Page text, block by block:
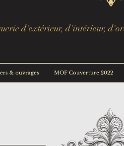
d'extérieur, d'intérieur,
& ouvrages MOF Couverture 2022